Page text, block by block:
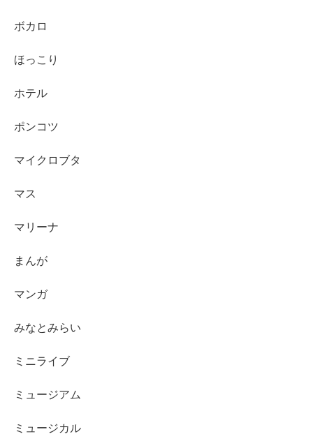
ボカロ
ほっこり
ホテル
ポンコツ
マイクロブタ
マス
マリーナ
まんが
マンガ
みなとみらい
ミニライブ
ミュージアム
ミュージカル